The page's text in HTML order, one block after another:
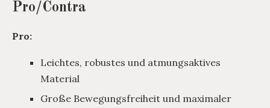
Pro/Contra
Pro:
Leichtes, robustes und atmungsaktives
Material
Große Bewegungsfreiheit und maximaler